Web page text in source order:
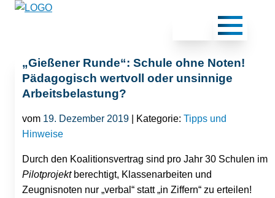
„Gießener Runde“: Schule ohne Noten!
Pädagogisch wertvoll oder unsinnige
Arbeitsbelastung?
vom 19. Dezember 2019 | Kategorie: Tipps und
Hinweise
Durch den Koalitionsvertrag sind pro Jahr 30 Schulen im
Pilotprojektberechtigt, Klassenarbeiten und
Zeugnisnoten nur „verbal“ statt „in Ziffern“ zu erteilen!